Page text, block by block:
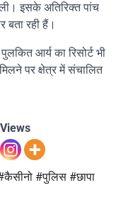
इसके अतिरिक्त पांच
बता रही हैं।
आर्य का रिसोर्ट भी
पर क्षेत्र में संचालित
#पुलिस #छापा